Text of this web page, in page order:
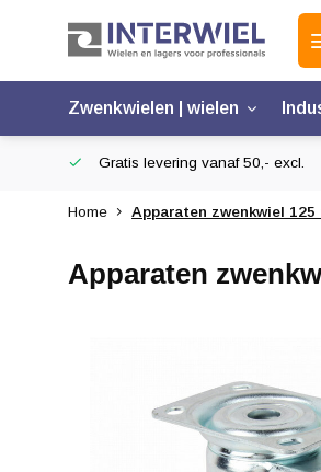
Zwenkwielen | wielen
Gratis levering vanaf 50,- excl.
Home Apparaten zwenkwiel
Apparaten